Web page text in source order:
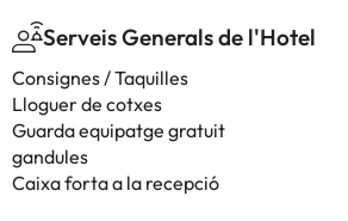
Serveis Generals de l'Hotel
Consignes / Taquilles
Lloguer de cotxes
Guarda equipatge gratuit
gandules
Caixa forta a la recepció